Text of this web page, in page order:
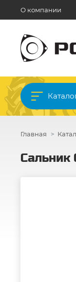
О компании
Главная
Сальник